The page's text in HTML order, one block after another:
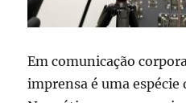
Em comunicação
imprensa é uma